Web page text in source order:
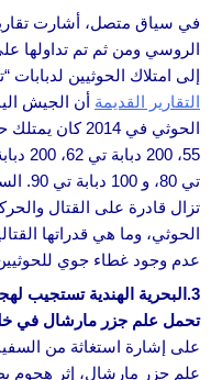
في سياق متصل، أشارت
الروسي ومن ثم تم تداولها
إلى امتلاك الحوثيين لدبابات “تي-80 بي في” السوفيتية.
التقارير القديمة أن الجيش
تي 80،
تزال قادرة على القتال
الحوثي، وما هي قدراتها
عدم وجود غطاء جوي
3.البحرية الهندية تستجيب
تحمل علم جزر مارشال في
على إشارة استغاثة من
علم جزر مارشال، إثر هجوم